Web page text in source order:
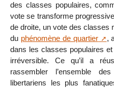
des classes populaires,
vote se transforme
de droite, un vote des classes
du phénomène de quartier
,
dans les classes populaires
irréversible. Ce qu’il a
rassembler l’ensemble
libertariens les plus